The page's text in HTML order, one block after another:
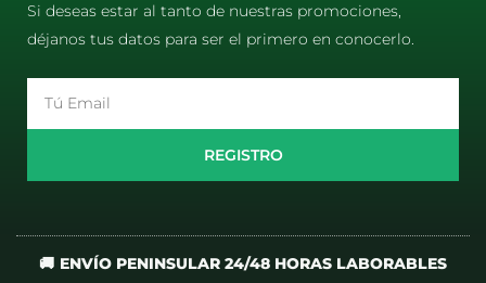
Si deseas estar al tanto de nuestras promociones,
déjanos tus datos para ser el primero en conocerlo.
REGISTRO
🚚 ENVÍO PENINSULAR 24/48 HORAS LABORABLES